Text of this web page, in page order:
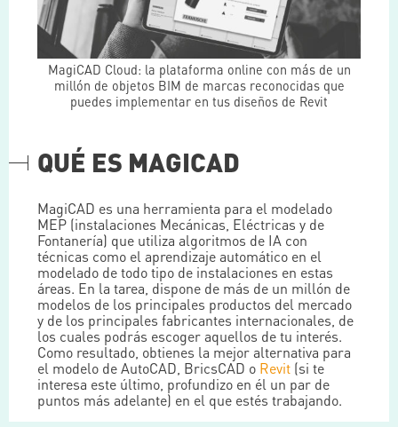
MagiCAD Cloud: la plataforma online con más de un
millón de objetos BIM de marcas reconocidas que
puedes implementar en tus diseños de Revit
QUÉ ES MAGICAD
MagiCAD es una herramienta para el modelado
MEP (instalaciones Mecánicas, Eléctricas y de
Fontanería) que utiliza algoritmos de IA con
técnicas como el aprendizaje automático en el
modelado de todo tipo de instalaciones en estas
áreas. En la tarea, dispone de más de un millón de
modelos de los principales productos del mercado
y de los principales fabricantes internacionales, de
los cuales podrás escoger aquellos de tu interés.
Como resultado, obtienes la mejor alternativa para
el modelo de AutoCAD, BricsCAD o Revit (si te
interesa este último, profundizo en él un par de
puntos más adelante) en el que estés trabajando.